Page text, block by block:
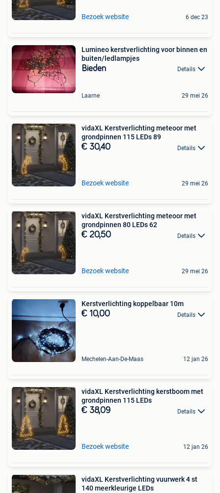
Bezoek website 6 dec 23
Lumineo kerstverlichting voor binnen en
buiten/ledlampjes
Bieden Details
Laarne 29 mei 26
vidaXL Kerstverlichting meteoor met
grondpinnen 115 LEDs 89
€ 30,40 Details
Bezoek website 29 mei 26
vidaXL Kerstverlichting meteoor met
grondpinnen 80 LEDs 62
€ 20,50 Details
Bezoek website 29 mei 26
Kerstverlichting koppelbaar 10m
€ 10,00 Details
Mechelen-Aan-De-Maas 12 jan 26
vidaXL Kerstverlichting kerstboom met
grondpinnen 115 LEDs
€ 38,09 Details
Bezoek website 12 jan 26
vidaXL Kerstverlichting vuurwerk 4 st
140 meerkleurige LEDs